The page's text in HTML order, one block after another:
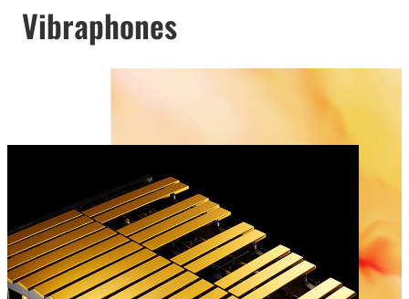
Vibraphones